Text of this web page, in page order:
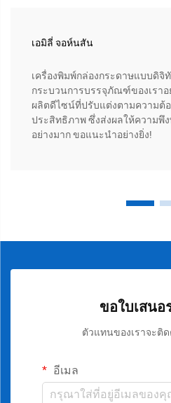
เอมิลี่ จอห์นสัน
เครื่องพิมพ์กล่องกระดาษแบบดิจิ
กระบวนการบรรจุภัณฑ์ของเราอ
ผลิตดีไซน์ที่ปรับแต่งตามความต้อ
ประสิทธิภาพ ซึ่งส่งผลให้ความพึ
อย่างมาก ขอแนะนำอย่างยิ่ง!
ขอใบเสนอ
ตัวแทนของเราจะติ
อีเมล